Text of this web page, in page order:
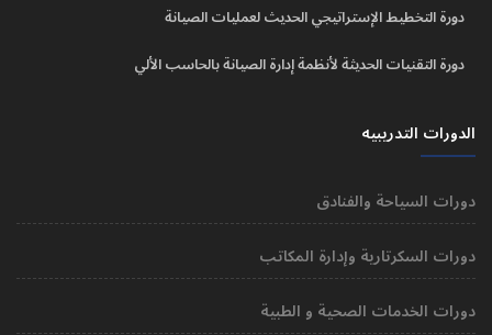
دورة التخطيط الإستراتيجي الحديث لعمليات الصيانة
دورة التقنيات الحديثة لأنظمة إدارة الصيانة بالحاسب الألي
الدورات التدريبيه
دورات السياحة والفنادق
دورات السكرتارية وإدارة المكاتب
دورات الخدمات الصحية و الطبية